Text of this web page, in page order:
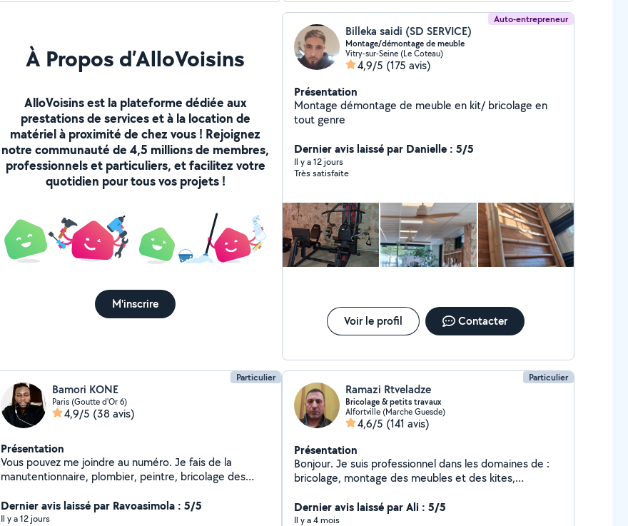
À Propos d’AlloVoisins
AlloVoisins est la plateforme dédiée aux
prestations de services et à la location de
matériel à proximité de chez vous ! Rejoignez
notre communauté de 4,5 millions de membres,
professionnels et particuliers, et facilitez votre
quotidien pour tous vos projets !
M'inscrire
Auto-entrepreneur
Billeka saidi (SD SERVICE)
Montage/démontage de meuble
Vitry-sur-Seine (Le Coteau)
4,9/5 (175 avis)
Présentation
Montage démontage de meuble en kit/ bricolage en
tout genre
Dernier avis laissé par Danielle : 5/5
Il y a 12 jours
Très satisfaite
Voir le profil Contacter
Particulier
Bamori KONE
Paris (Goutte d'Or 6)
4,9/5 (38 avis)
Présentation
Vous pouvez me joindre au numéro. Je fais de la
manutentionnaire, plombier, peintre, bricolage des
de terace, ménage, jardinerie, ouverture des portes
bloqué
Dernier avis laissé par Ravoasimola : 5/5
Il y a 12 jours
Particulier
Ramazi Rtveladze
Bricolage & petits travaux
Alfortville (Marche Guesde)
4,6/5 (141 avis)
Présentation
Bonjour. Je suis professionnel dans les domaines de :
bricolage, montage des meubles et des kites,
j'ai passé pleureuses formatait en France. Je vous
propose mes services étant que débutant dans le site,
Dernier avis laissé par Ali : 5/5
Il y a 4 mois